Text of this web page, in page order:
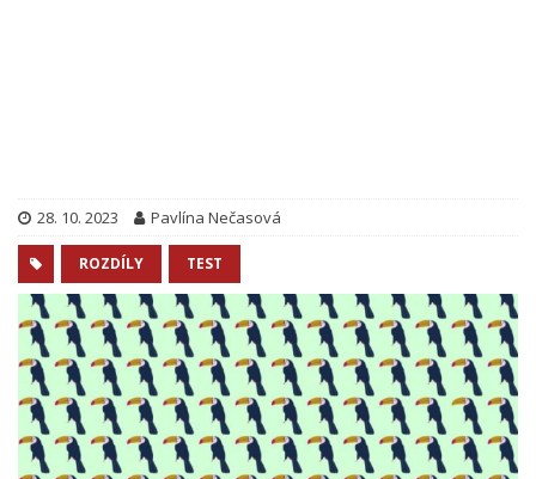
28. 10. 2023 Pavlína Nečasová
ROZDÍLY TEST